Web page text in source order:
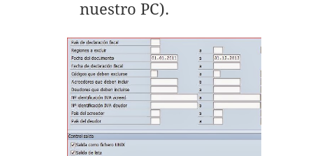
nuestro PC).